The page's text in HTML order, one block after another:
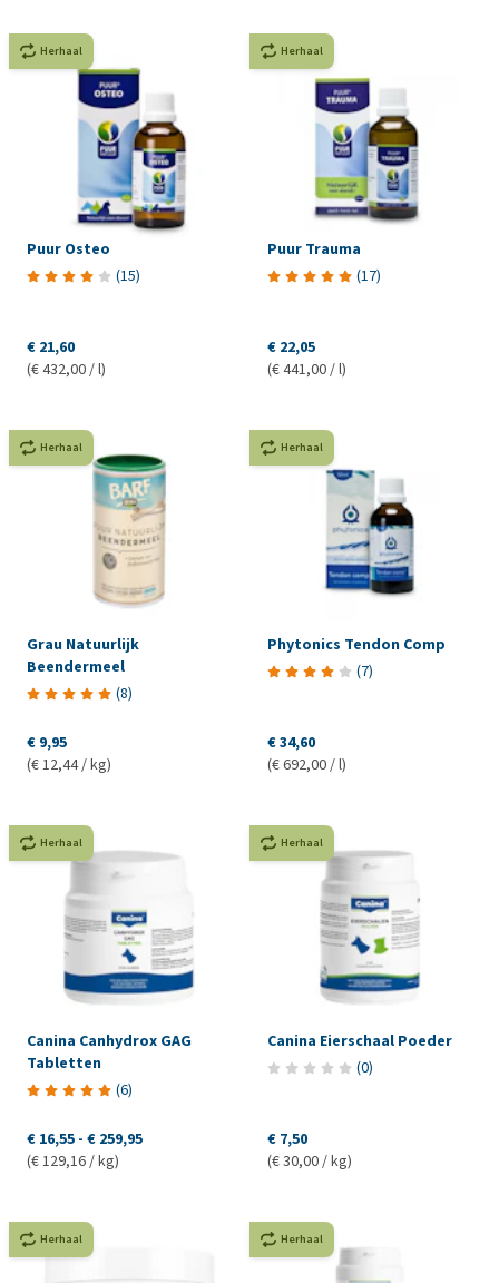
Herhaal
Puur Osteo
(15)
€ 21,60
(€ 432,00 / l)
Herhaal
Puur Trauma
(17)
€ 22,05
(€ 441,00 / l)
Herhaal
Grau Natuurlijk
Beendermeel
(8)
€ 9,95
(€ 12,44 / kg)
Herhaal
Phytonics Tendon Comp
(7)
€ 34,60
(€ 692,00 / l)
Herhaal
Canina Canhydrox GAG
Tabletten
(6)
€ 16,55 - € 259,95
(€ 129,16 / kg)
Herhaal
Canina Eierschaal Poeder
(0)
€ 7,50
(€ 30,00 / kg)
Herhaal Herhaal